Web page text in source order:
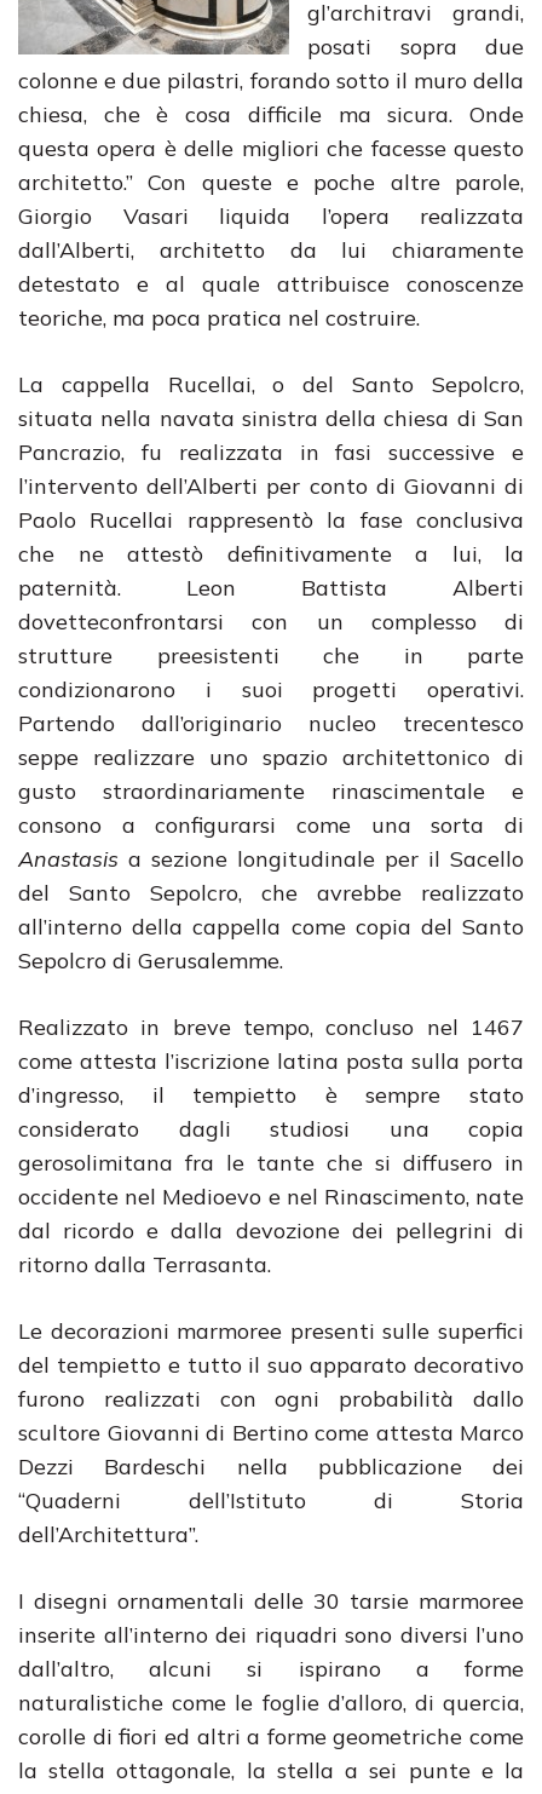
gl’architravi grandi,
posati sopra due
colonne e due pilastri, forando sotto il muro della
chiesa, che è cosa difficile ma sicura. Onde
questa opera è delle migliori che facesse questo
architetto.” Con queste e poche altre parole,
Giorgio Vasari liquida l’opera realizzata
dall’Alberti, architetto da lui chiaramente
detestato e al quale attribuisce conoscenze
teoriche, ma poca pratica nel costruire.
La cappella Rucellai, o del Santo Sepolcro,
situata nella navata sinistra della chiesa di San
Pancrazio, fu realizzata in fasi successive e
l’intervento dell’Alberti per conto di Giovanni di
Paolo Rucellai rappresentò la fase conclusiva
che ne attestò definitivamente a lui, la
paternità. Leon Battista Alberti
dovetteconfrontarsi con un complesso di
strutture preesistenti che in parte
condizionarono i suoi progetti operativi.
Partendo dall’originario nucleo trecentesco
seppe realizzare uno spazio architettonico di
gusto straordinariamente rinascimentale e
consono a configurarsi come una sorta di
Anastasis a sezione longitudinale per il Sacello
del Santo Sepolcro, che avrebbe realizzato
all’interno della cappella come copia del Santo
Sepolcro di Gerusalemme.
Realizzato in breve tempo, concluso nel 1467
come attesta l’iscrizione latina posta sulla porta
d’ingresso, il tempietto è sempre stato
considerato dagli studiosi una copia
gerosolimitana fra le tante che si diffusero in
occidente nel Medioevo e nel Rinascimento, nate
dal ricordo e dalla devozione dei pellegrini di
ritorno dalla Terrasanta.
Le decorazioni marmoree presenti sulle superfici
del tempietto e tutto il suo apparato decorativo
furono realizzati con ogni probabilità dallo
scultore Giovanni di Bertino come attesta Marco
Dezzi Bardeschi nella pubblicazione dei
“Quaderni dell’Istituto di Storia
dell’Architettura”.
I disegni ornamentali delle 30 tarsie marmoree
inserite all’interno dei riquadri sono diversi l’uno
dall’altro, alcuni si ispirano a forme
naturalistiche come le foglie d’alloro, di quercia,
corolle di fiori ed altri a forme geometriche come
la stella ottagonale, la stella a sei punte e la